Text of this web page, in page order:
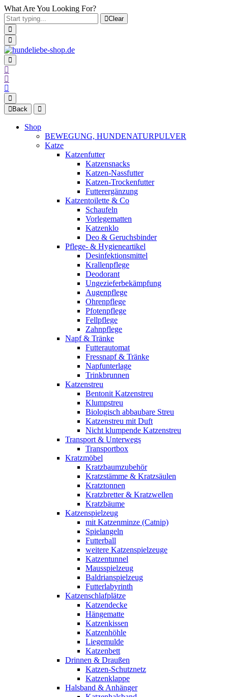
What Are You Looking For?
Clear
Back
Shop
BEWEGUNG, HUNDENATURPULVER
Katze
Katzenfutter
Katzensnacks
Katzen-Nassfutter
Katzen-Trockenfutter
Futterergänzung
Katzentoilette & Co
Schaufeln
Vorlegematten
Katzenklo
Deo & Geruchsbinder
Pflege- & Hygieneartikel
Desinfektionsmittel
Krallenpflege
Deodorant
Ungezieferbekämpfung
Augenpflege
Ohrenpflege
Pfotenpflege
Fellpflege
Zahnpflege
Napf & Tränke
Futterautomat
Fressnapf & Tränke
Napfunterlage
Trinkbrunnen
Katzenstreu
Bentonit Katzenstreu
Klumpstreu
Biologisch abbaubare Streu
Katzenstreu mit Duft
Nicht klumpende Katzenstreu
Transport & Unterwegs
Transportbox
Kratzmöbel
Kratzbaumzubehör
Kratzstämme & Kratzsäulen
Kratztonnen
Kratzbretter & Kratzwellen
Kratzbäume
Katzenspielzeug
mit Katzenminze (Catnip)
Spielangeln
Futterball
weitere Katzenspielzeuge
Katzentunnel
Mausspielzeug
Baldrianspielzeug
Futterlabyrinth
Katzenschlafplätze
Katzendecke
Hängematte
Katzenkissen
Katzenhöhle
Liegemulde
Katzenbett
Drinnen & Draußen
Katzen-Schutznetz
Katzenklappe
Halsband & Anhänger